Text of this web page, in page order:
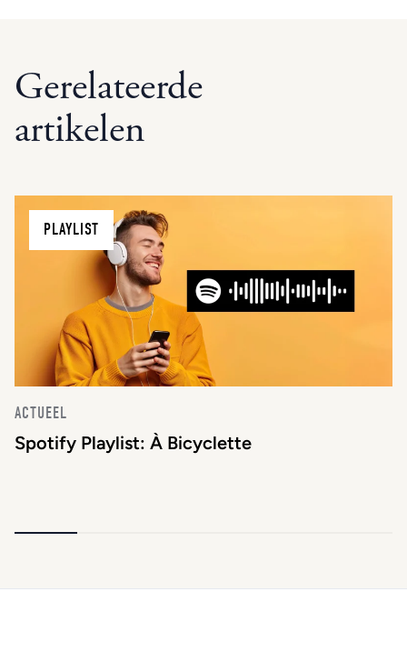
Gerelateerde
artikelen
PLAYLIST
ACTUEEL
Spotify Playlist: À Bicyclette